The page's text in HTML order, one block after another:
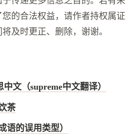
的合法权益，请作者持权属证
及时更正、删除，谢谢。
文（supreme中文翻译）
茶
语的误用类型）